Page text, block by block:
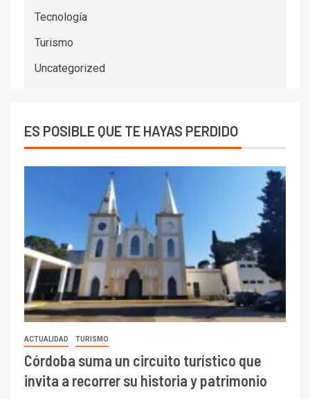
Tecnología
Turismo
Uncategorized
ES POSIBLE QUE TE HAYAS PERDIDO
ACTUALIDAD TURISMO
Córdoba suma un circuito turístico que
invita a recorrer su historia y patrimonio